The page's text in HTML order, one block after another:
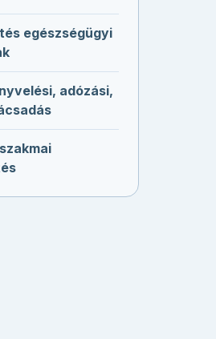
egészségügyi
adózási,